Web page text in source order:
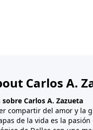
es muy importante
religiosos sin
Carlos A.
sobre Carlos A. Zazueta
compartir del amor y la
de la vida es la